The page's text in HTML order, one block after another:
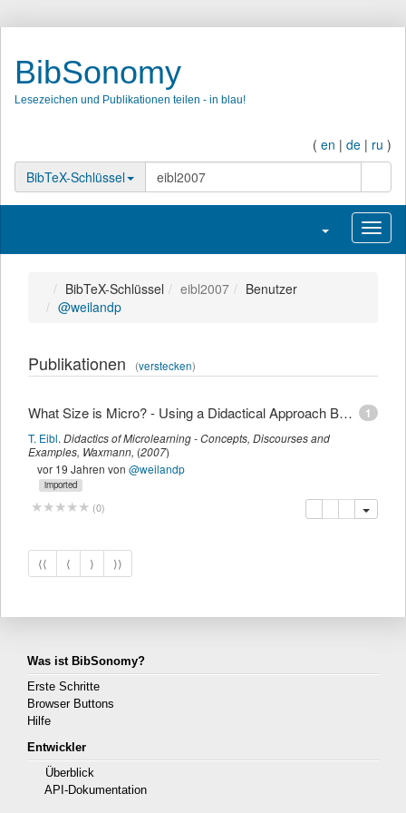
BibSonomy
Lesezeichen und Publikationen teilen - in blau!
( en | de | ru )
BibTeX-Schlüssel
Navigation
BibTeX-Schlüssel eibl2007
Benutzer
@weilandp
Publikationen (verstecken)
1
What Size is Micro? - Using a Didactical Approach Based on Learning Objectives to Define Granularity
T. Eibl. Didactics of Microlearning - Concepts, Discourses and
Examples, Waxmann, (2007)
vor 19 Jahren von @weilandp
imported
(0) LöschenDiese
⟨⟨ ⟨ ⟩ ⟩⟩
Was ist BibSonomy?
Erste Schritte
Browser Buttons
Hilfe
Entwickler
Überblick
API-Dokumentation